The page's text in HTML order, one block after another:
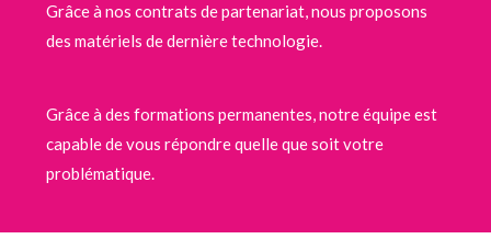
Grâce à nos contrats de partenariat, nous proposons
des matériels de dernière technologie.
Grâce à des formations permanentes, notre équipe est
capable de vous répondre quelle que soit votre
problématique.